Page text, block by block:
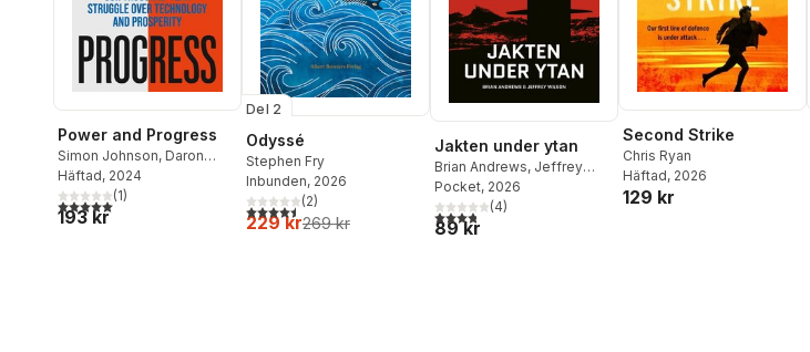
Power and Progress
Simon Johnson, Daron
Acemoglu
Häftad, 2024
5,0utav 5 stjärnor. Totalt antal röster:
(1)
193 kr
Del 2
Odyssé
Stephen Fry
Inbunden, 2026
4,5utav 5 stjärnor. Totalt antal röster:
(2)
229 kr269 kr
Jakten under ytan
Brian Andrews, Jeffrey
Wilson, Tom Clancy
Pocket, 2026
3,8utav 5 stjärnor. Totalt antal röster:
(4)
89 kr
Second Strike
Chris Ryan
Häftad, 2026
129 kr